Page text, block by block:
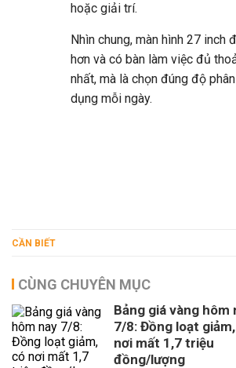
hoặc giải trí.
Nhìn chung, màn hình 27 inch
hơn và có bàn làm việc đủ
nhất, mà là chọn đúng độ
dụng mỗi ngày.
CẦN BIẾT
CÙNG CHUYÊN MỤC
Bảng giá vàng hôm
7/8: Đồng loạt
nơi mất 1,7 triệu
đồng/lượng